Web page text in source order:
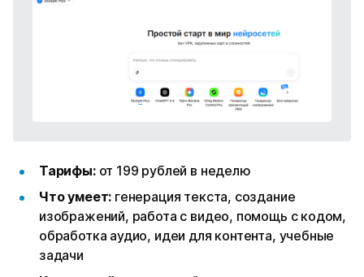
Тарифы: от 199 рублей в неделю
Что умеет: генерация текста, создание
изображений, работа с видео, помощь с кодом,
обработка аудио, идеи для контента, учебные
задачи